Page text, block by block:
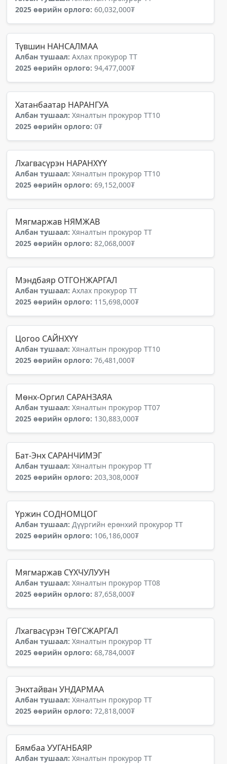
2025 өөрийн орлого: 60,032,000₮
Түвшин НАНСАЛМАА
Албан тушаал: Ахлах прокурор ТТ
2025 өөрийн орлого: 94,477,000₮
Хатанбаатар НАРАНГУА
Албан тушаал: Хяналтын прокурор ТТ10
2025 өөрийн орлого: 0₮
Лхагвасүрэн НАРАНХҮҮ
Албан тушаал: Хяналтын прокурор ТТ10
2025 өөрийн орлого: 69,152,000₮
Мягмаржав НЯМЖАВ
Албан тушаал: Хяналтын прокурор ТТ
2025 өөрийн орлого: 82,068,000₮
Мэндбаяр ОТГОНЖАРГАЛ
Албан тушаал: Ахлах прокурор ТТ
2025 өөрийн орлого: 115,698,000₮
Цогоо САЙНХҮҮ
Албан тушаал: Хяналтын прокурор ТТ10
2025 өөрийн орлого: 76,481,000₮
Мөнх-Оргил САРАНЗАЯА
Албан тушаал: Хяналтын прокурор ТТ07
2025 өөрийн орлого: 130,883,000₮
Бат-Энх САРАНЧИМЭГ
Албан тушаал: Хяналтын прокурор ТТ
2025 өөрийн орлого: 203,308,000₮
Үржин СОДНОМЦОГ
Албан тушаал: Дүүргийн ерөнхий прокурор ТТ
2025 өөрийн орлого: 106,186,000₮
Мягмаржав СҮХЧУЛУУН
Албан тушаал: Хяналтын прокурор ТТ08
2025 өөрийн орлого: 87,658,000₮
Лхагвасүрэн ТӨГСЖАРГАЛ
Албан тушаал: Хяналтын прокурор ТТ
2025 өөрийн орлого: 68,784,000₮
Энхтайван УНДАРМАА
Албан тушаал: Хяналтын прокурор ТТ
2025 өөрийн орлого: 72,818,000₮
Бямбаа УУГАНБАЯР
Албан тушаал: Хяналтын прокурор ТТ